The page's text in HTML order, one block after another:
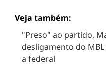
Veja também:
"Preso" ao partido,
desligamento do
a federal